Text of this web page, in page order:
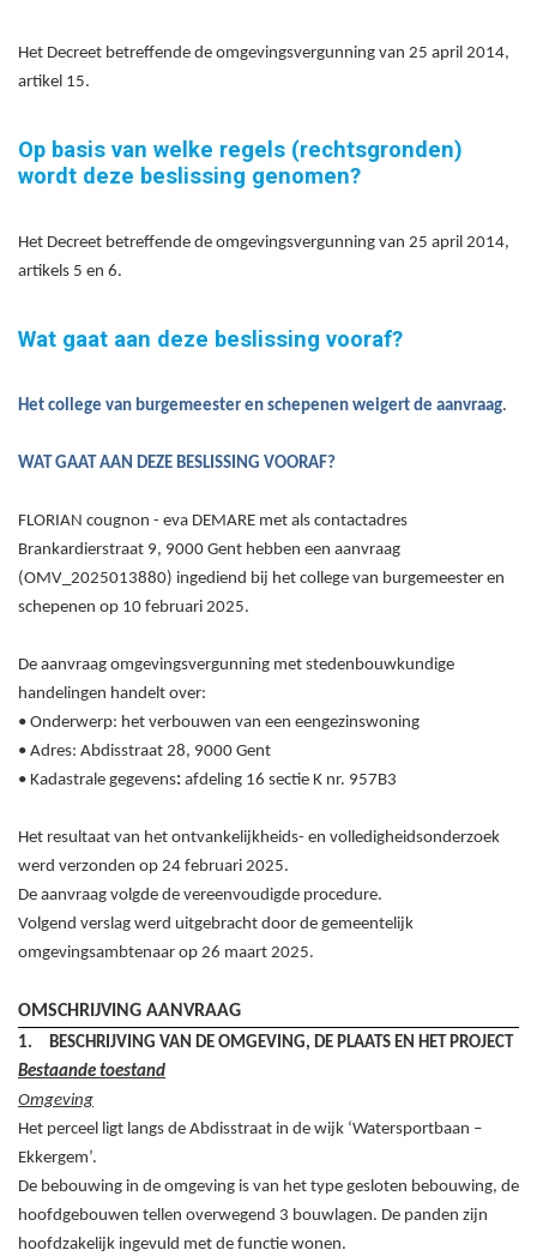
Het Decreet betreffende de omgevingsvergunning van 25 april 2014,
artikel 15.
Op basis van welke regels (rechtsgronden)
wordt deze beslissing genomen?
Het Decreet betreffende de omgevingsvergunning van 25 april 2014,
artikels 5 en 6.
Wat gaat aan deze beslissing vooraf?
Het college van burgemeester en schepenen weigert de aanvraag.
WAT GAAT AAN DEZE BESLISSING VOORAF?
FLORIAN cougnon - eva DEMARE met als contactadres
Brankardierstraat 9, 9000 Gent hebben een aanvraag
(OMV_2025013880) ingediend bij het college van burgemeester en
schepenen op 10 februari 2025.
De aanvraag omgevingsvergunning met stedenbouwkundige
handelingen handelt over:
• Onderwerp: het verbouwen van een eengezinswoning
• Adres: Abdisstraat 28, 9000 Gent
• Kadastrale gegevens: afdeling 16 sectie K nr. 957B3
Het resultaat van het ontvankelijkheids- en volledigheidsonderzoek
werd verzonden op 24 februari 2025.
De aanvraag volgde de vereenvoudigde procedure.
Volgend verslag werd uitgebracht door de gemeentelijk
omgevingsambtenaar op 26 maart 2025.
OMSCHRIJVING AANVRAAG
1.
BESCHRIJVING VAN DE OMGEVING, DE PLAATS EN HET PROJECT
Bestaande toestand
Omgeving
Het perceel ligt langs de Abdisstraat in de wijk ‘Watersportbaan –
Ekkergem’.
De bebouwing in de omgeving is van het type gesloten bebouwing, de
hoofdgebouwen tellen overwegend 3 bouwlagen. De panden zijn
hoofdzakelijk ingevuld met de functie wonen.